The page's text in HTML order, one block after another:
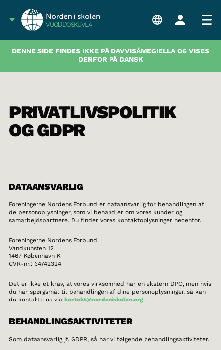
VUOĐĐOSKUVLA
DENNE SIDE FINDES IKKE PÅ DAVVISÁMEGIELLA OG VISES
DERFOR PÅ DANSK
PRIVATLIVSPOLITIK
OG GDPR
DATAANSVARLIG
Foreningerne Nordens Forbund er dataansvarlig for behandlingen af
de personoplysninger, som vi behandler om vores kunder og
samarbejdspartnere. Du finder vores kontaktoplysninger nedenfor.
Foreningerne Nordens Forbund
Vandkunsten 12
1467 København K
CVR-nr.: 34742324
Det er ikke et krav, at vores virksomhed har en ekstern DPO, men hvis
du har spørgsmål til behandlingen af dine personoplysninger, så kan
du kontakte os via kontakt@nordeniskolen.org.
BEHANDLINGSAKTIVITETER
Som dataansvarlig jf. GDPR, så har vi følgende behandlingsaktiviteter.